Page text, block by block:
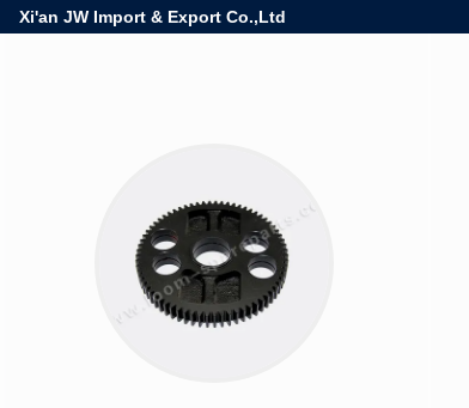
Xi'an JW Import & Export Co.,Ltd